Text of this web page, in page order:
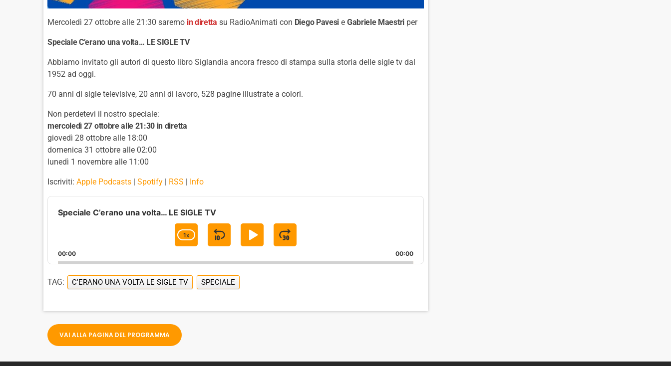
Mercoledì 27 ottobre alle 21:30 saremo in diretta su RadioAnimati con Diego Pavesie Gabriele Maestriper
Speciale C’erano una volta… LE SIGLE TV
Abbiamo invitato gli autori di questo libro Siglandia ancora fresco di stampa sulla storia delle sigle tv dal
1952 ad oggi.
70 anni di sigle televisive, 20 anni di lavoro, 528 pagine illustrate a colori.
Non perdetevi il nostro speciale:
mercoledì 27 ottobre alle 21:30 in diretta
giovedì 28 ottobre alle 18:00
domenica 31 ottobre alle 02:00
lunedì 1 novembre alle 11:00
Iscriviti: Apple Podcasts Spotify RSS Info
A
l
y
Speciale C’erano una volta… LE SIGLE TV
C
H
A
G
E
L
C
1X
S
I
P
A
P
A
A
J
M
O
00:00 00:00
TAG: C'ERANO UNA VOLTA LE SIGLE TV SPECIALE
VAI ALLA PAGINA DEL PROGRAMMA